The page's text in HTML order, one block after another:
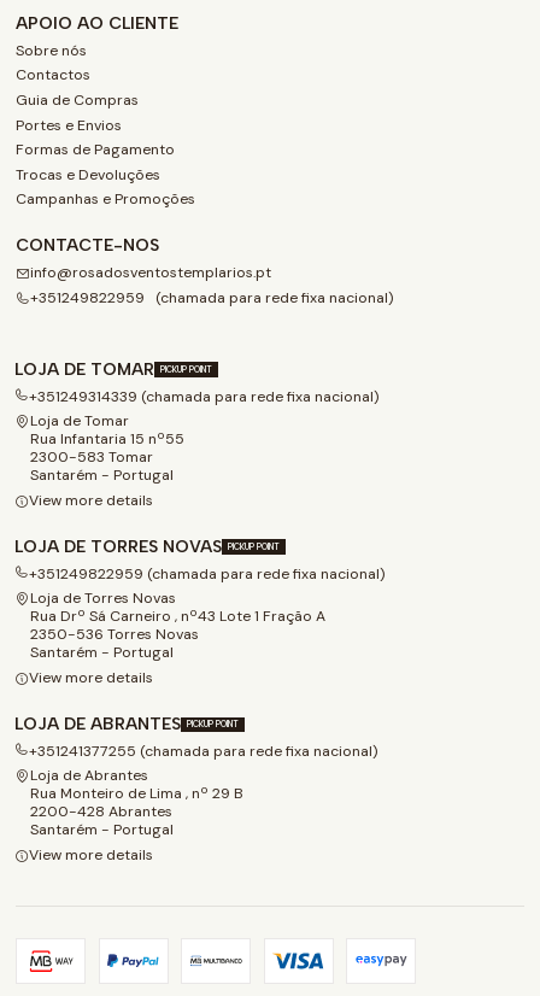
APOIO AO CLIENTE
Sobre nós
Contactos
Guia de Compras
Portes e Envios
Formas de Pagamento
Trocas e Devoluções
Campanhas e Promoções
CONTACTE-NOS
info@rosadosventostemplarios.pt
+351249822959 (chamada para rede fixa nacional)
LOJA DE TOMAR PICKUP POINT
+351249314339 (chamada para rede fixa nacional)
Loja de Tomar
Rua Infantaria 15 nº55
2300-583 Tomar
Santarém - Portugal
View more details
LOJA DE TORRES NOVAS PICKUP POINT
+351249822959 (chamada para rede fixa nacional)
Loja de Torres Novas
Rua Drº Sá Carneiro , nº43 Lote 1 Fração A
2350-536 Torres Novas
Santarém - Portugal
View more details
LOJA DE ABRANTES PICKUP POINT
+351241377255 (chamada para rede fixa nacional)
Loja de Abrantes
Rua Monteiro de Lima , nº 29 B
2200-428 Abrantes
Santarém - Portugal
View more details